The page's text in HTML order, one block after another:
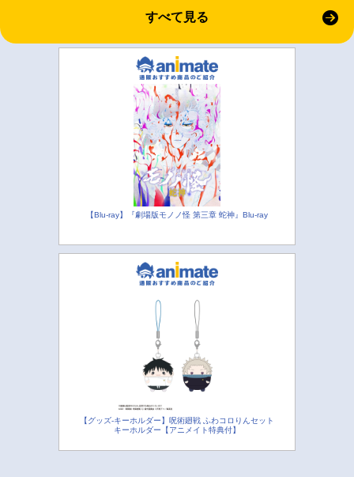
すべて見る
【Blu-ray】『劇場版モノノ怪 第三章 蛇神』Blu-ray
【グッズ-キーホルダー】呪術廻戦 ふわコロりんセット
キーホルダー【アニメイト特典付】